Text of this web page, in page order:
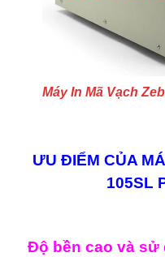
Máy In Mã Vạch
ƯU ĐIỂM CỦA
105SL
Độ bền cao và sử